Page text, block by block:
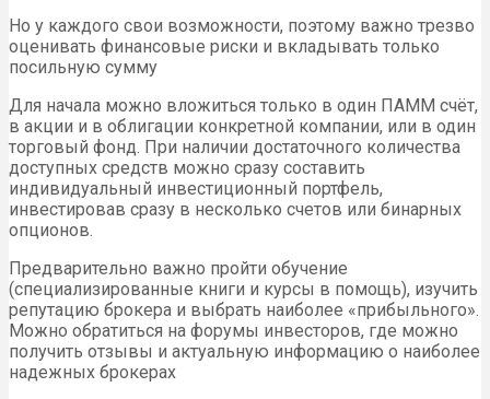
Но у каждого свои возможности, поэтому важно трезво
оценивать финансовые риски и вкладывать только
посильную сумму
Для начала можно вложиться только в один ПАММ счёт,
в акции и в облигации конкретной компании, или в один
торговый фонд. При наличии достаточного количества
доступных средств можно сразу составить
индивидуальный инвестиционный портфель,
инвестировав сразу в несколько счетов или бинарных
опционов.
Предварительно важно пройти обучение
(специализированные книги и курсы в помощь), изучить
репутацию брокера и выбрать наиболее «прибыльного».
Можно обратиться на форумы инвесторов, где можно
получить отзывы и актуальную информацию о наиболее
надежных брокерах